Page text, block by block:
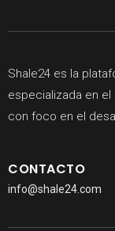
Shale24 es la
especializada en el
con foco en el
CONTACTO
info@shale24.com